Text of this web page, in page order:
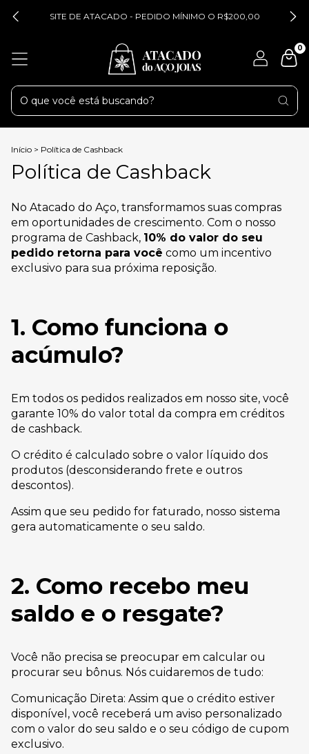
SITE DE ATACADO - PEDIDO MÍNIMO O R$200,00
0
Início > Política de Cashback
Política de Cashback
No Atacado do Aço, transformamos suas compras
em oportunidades de crescimento. Com o nosso
programa de Cashback, 10% do valor do seu
pedido retorna para você como um incentivo
exclusivo para sua próxima reposição.
1. Como funciona o
acúmulo?
Em todos os pedidos realizados em nosso site, você
garante 10% do valor total da compra em créditos
de cashback.
O crédito é calculado sobre o valor líquido dos
produtos (desconsiderando frete e outros
descontos).
Assim que seu pedido for faturado, nosso sistema
gera automaticamente o seu saldo.
2. Como recebo meu
saldo e o resgate?
Você não precisa se preocupar em calcular ou
procurar seu bônus. Nós cuidaremos de tudo:
Comunicação Direta: Assim que o crédito estiver
disponível, você receberá um aviso personalizado
com o valor do seu saldo e o seu código de cupom
exclusivo.